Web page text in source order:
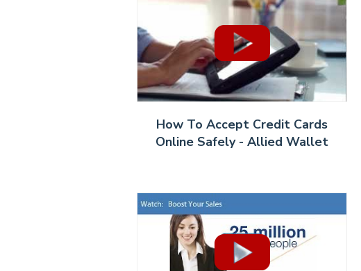
How To Accept Credit Cards
Online Safely - Allied Wallet